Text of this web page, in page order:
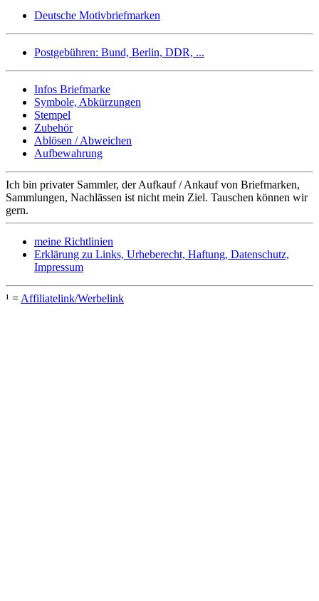
Deutsche Motivbriefmarken
Postgebühren: Bund, Berlin, DDR, ...
Infos Briefmarke
Symbole, Abkürzungen
Stempel
Zubehör
Ablösen / Abweichen
Aufbewahrung
Ich bin privater Sammler, der Aufkauf / Ankauf von Briefmarken,
Sammlungen, Nachlässen ist nicht mein Ziel. Tauschen können wir
gern.
meine Richtlinien
Erklärung zu Links, Urheberecht, Haftung, Datenschutz,
Impressum
¹ = Affiliatelink/Werbelink